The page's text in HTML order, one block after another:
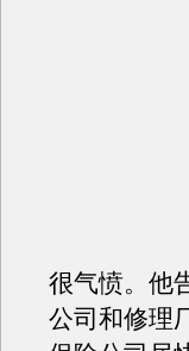
很气愤。他
公司和修理